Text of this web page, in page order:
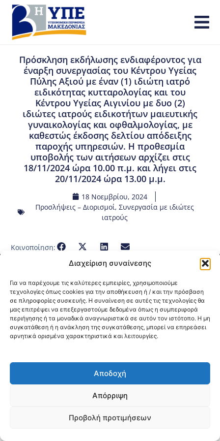
Διαχείριση συναίνεσης
Για να παρέχουμε τις καλύτερες εμπειρίες, χρησιμοποιούμε
τεχνολογίες όπως cookies για την αποθήκευση ή / και την πρόσβαση
σε πληροφορίες συσκευής. Η συναίνεση σε αυτές τις τεχνολογίες θα
μας επιτρέψει να επεξεργαστούμε δεδομένα όπως η συμπεριφορά
περιήγησης ή τα μοναδικά αναγνωριστικά σε αυτόν τον ιστότοπο. Η μη
συγκατάθεση ή η ανάκληση της συγκατάθεσης, μπορεί να επηρεάσει
αρνητικά ορισμένα χαρακτηριστικά και λειτουργίες.
Αποδοχή
Απόρριψη
Προβολή προτιμήσεων
Πρόσκληση εκδήλωσης ενδιαφέροντος για
έναρξη συνεργασίας του Κέντρου Υγείας
Πύλης Αξιού με έναν (1) ιδιώτη ιατρό
ειδικότητας κυτταρολογίας και του
Κέντρου Υγείας Αιγινίου με δυο (2)
ιδιώτες ιατρούς ειδικοτήτων μαιευτικής
γυναικολογίας και οφθαλμολογίας, με
καθεστώς έκδοσης δελτίου απόδειξης
παροχής υπηρεσιών. Η προθεσμία
υποβολής των αιτήσεων αρχίζει στις
18/11/2024 ώρα 10.00 π.μ. και λήγει στις
20/11/2024 ώρα 13.00 μ.μ.
18 Νοεμβρίου, 2024
Προσλήψεις – Διορισμοί, Συνεργασία με ιδιώτες
ιατρούς
Κοινοποίηση:
@2026 3ype.gr All rights reserved
Πολιτική Προστασίας Δεδομένων
Θεσσαλονίκη, ΕλλάδαΤηλ: +30 2311 226 200
email: 3ype@3ype.gr
Page Visits: 00032 Website Visits: 1591533